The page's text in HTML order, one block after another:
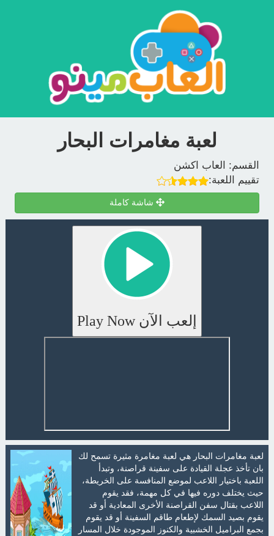
لعبة مغامرات البحار
القسم:
العاب اكشن
تقييم اللعبة:
شاشة كاملة
إلعب الآن Play Now
لعبة مغامرات البحار هي لعبة مغامرة مثيرة تسمح لك
بان تأخذ عجلة القيادة على سفينة قراصنة، وتبدأ
اللعبة باختيار اللاعب لموضع المنافسة على الخريطة،
حيث يختلف دوره فيها في كل مهمة، فقد يقوم
اللاعب بقتال سفن القراصنة الأخرى المعادية أو قد
يقوم بصيد السمك لإطعام طاقم السفينة أو قد يقوم
بجمع البراميل الخشبية والكنوز الموجودة خلال المسار